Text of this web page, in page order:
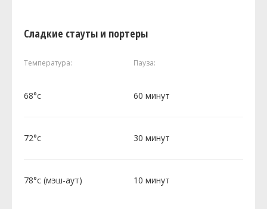
Сладкие стауты и портеры
Температура: Пауза:
68°c 60 минут
72°c 30 минут
78°c (мэш-аут) 10 минут